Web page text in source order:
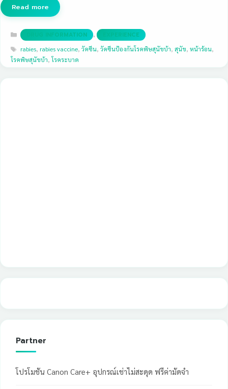
Read more
Categories
DRUG INFORMATION , EXPERIENCE
Tags
rabies,rabies vaccine,วัคซีน,วัคซีนป้องกันโรคพิษสุนัขบ้า,สุนัข,หน้าร้อน,
โรคพิษสุนัขบ้า, โรคระบาด
Partner
โปรโมชัน Canon Care+ อุปกรณ์เช่าไม่สะดุด ฟรีค่ามัดจำ